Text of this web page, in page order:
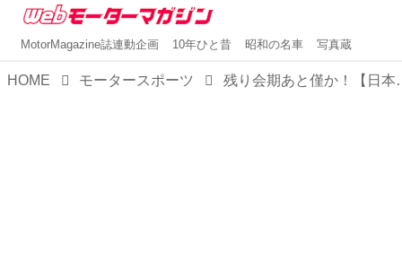
MotorMagazine誌連動企画 10年ひと昔 昭和の名車 写真蔵
HOME モータースポーツ 残り会期あと僅